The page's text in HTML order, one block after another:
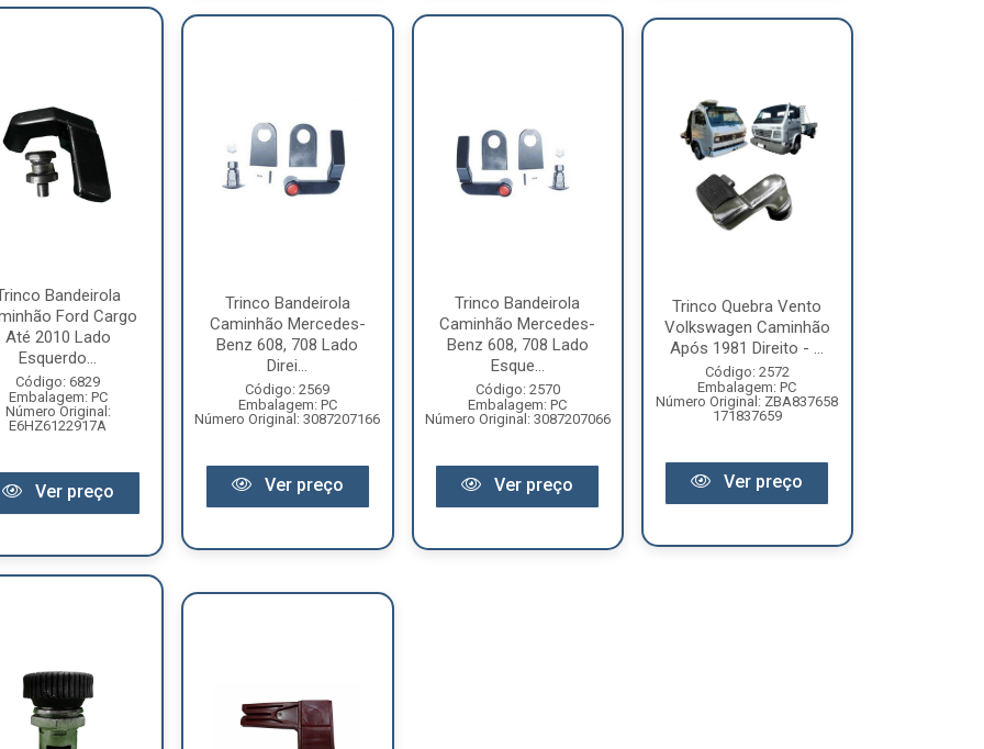
Bandeirola
Ford Cargo
Até 2010 Lado
Esquerdo...
Código: 6829
Embalagem: PC
Número Original:
E6HZ6122917A
Ver preço
Trinco Bandeirola
Caminhão Mercedes-
Benz 608, 708 Lado
Direi...
Código: 2569
Embalagem: PC
Número Original: 3087207166
Ver preço
Trinco Bandeirola
Caminhão Mercedes-
Benz 608, 708 Lado
Esque...
Código: 2570
Embalagem: PC
Número Original: 3087207066
Ver preço
Trinco Quebra Vento
Volkswagen Caminhão
Após 1981 Direito - ...
Código: 2572
Embalagem: PC
Número Original: ZBA837658
171837659
Ver preço